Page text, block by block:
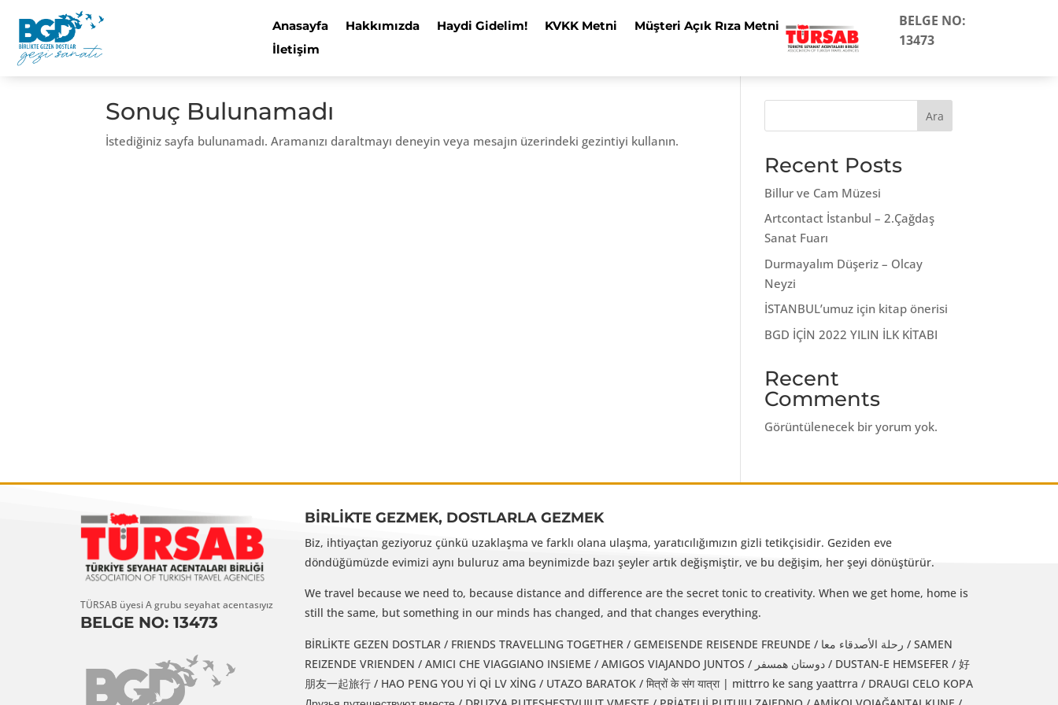
Anasayfa Hakkımızda Haydi Gidelim! KVKK Metni
Müşteri Açık Rıza Metni
İletişim
BELGE NO:
13473
Sonuç Bulunamadı
İstediğiniz sayfa bulunamadı. Aramanızı daraltmayı deneyin veya mesajın üzerindeki gezintiyi kullanın.
Ara
Recent Posts
Billur ve Cam Müzesi
Artcontact İstanbul – 2.Çağdaş
Sanat Fuarı
Durmayalım Düşeriz – Olcay
Neyzi
İSTANBUL’umuz için kitap önerisi
BGD İÇİN 2022 YILIN İLK KİTABI
Recent
Comments
Görüntülenecek bir yorum yok.
TÜRSAB üyesi A grubu seyahat acentasıyız
BELGE NO: 13473
BİRLİKTE GEZMEK, DOSTLARLA GEZMEK
Biz, ihtiyaçtan geziyoruz çünkü uzaklaşma ve farklı olana ulaşma, yaratıcılığımızın gizli tetikçisidir. Geziden eve
döndüğümüzde evimizi aynı buluruz ama beynimizde bazı şeyler artık değişmiştir, ve bu değişim, her şeyi dönüştürür.
We travel because we need to, because distance and difference are the secret tonic to creativity. When we get home, home is
still the same, but something in our minds has changed, and that changes everything.
BİRLİKTE GEZEN DOSTLAR / FRIENDS TRAVELLING TOGETHER / GEMEISENDE REISENDE FREUNDE / رحلة الأصدقاء معا / SAMEN
REIZENDE VRIENDEN / AMICI CHE VIAGGIANO INSIEME / AMIGOS VIAJANDO JUNTOS / دوستان همسفر / DUSTAN-E HEMSEFER / 好
朋友一起旅行 / HAO PENG YOU Yİ Qİ LV XİNG / UTAZO BARATOK / मित्रों के संग यात्रा | mittrro ke sang yaattrra / DRAUGI CELO KOPA